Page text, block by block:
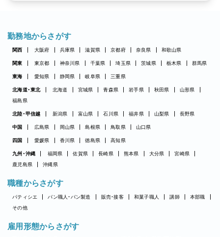
勤務地からさがす
関西 大阪府 兵庫県 滋賀県 京都府 奈良県 和歌山県
関東 東京都 神奈川県 千葉県 埼玉県 茨城県 栃木県 群馬県
東海 愛知県 静岡県 岐阜県 三重県
北海道・東北 北海道 宮城県 青森県 岩手県 秋田県
山形県
福島県
北陸・甲信越 新潟県 富山県 石川県 福井県 山梨県 長野県
中国 広島県 岡山県 島根県 鳥取県 山口県
四国 愛媛県 香川県 徳島県 高知県
九州・沖縄 福岡県 佐賀県 長崎県 熊本県 大分県
宮崎県
鹿児島県
沖縄県
職種からさがす
パティシエ パン職人・パン製造 販売・接客 和菓子職人 講師
本部職
その他
雇用形態からさがす